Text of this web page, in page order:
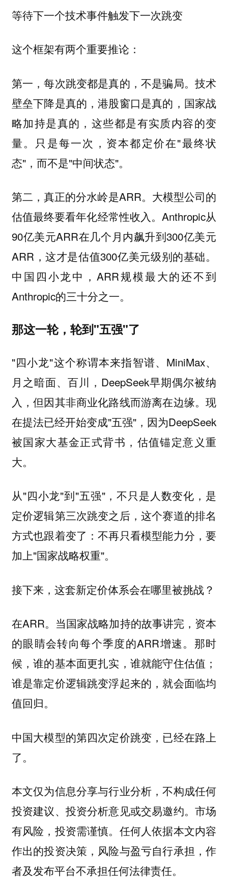
等待下一个技术事件触发下一次跳变
这个框架有两个重要推论：
第一，每次跳变都是真的，不是骗局。技术
壁垒下降是真的，港股窗口是真的，国家战
略加持是真的，这些都是有实质内容的变
量。只是每一次，资本都定价在"最终状
态"，而不是"中间状态"。
第二，真正的分水岭是ARR。大模型公司的
估值最终要看年化经常性收入。Anthropic从
90亿美元ARR在几个月内飙升到300亿美元
ARR，这才是估值300亿美元级别的基础。
中国四小龙中，ARR规模最大的还不到
Anthropic的三十分之一。
那这一轮，轮到"五强"了
"四小龙"这个称谓本来指智谱、MiniMax、
月之暗面、百川，DeepSeek早期偶尔被纳
入，但因其非商业化路线而游离在边缘。现
在提法已经开始变成"五强"，因为DeepSeek
被国家大基金正式背书，估值锚定意义重
大。
从"四小龙"到"五强"，不只是人数变化，是
定价逻辑第三次跳变之后，这个赛道的排名
方式也跟着变了：不再只看模型能力分，要
加上"国家战略权重"。
接下来，这套新定价体系会在哪里被挑战？
在ARR。当国家战略加持的故事讲完，资本
的眼睛会转向每个季度的ARR增速。那时
候，谁的基本面更扎实，谁就能守住估值；
谁是靠定价逻辑跳变浮起来的，就会面临均
值回归。
中国大模型的第四次定价跳变，已经在路上
了。
本文仅为信息分享与行业分析，不构成任何
投资建议、投资分析意见或交易邀约。市场
有风险，投资需谨慎。任何人依据本文内容
作出的投资决策，风险与盈亏自行承担，作
者及发布平台不承担任何法律责任。